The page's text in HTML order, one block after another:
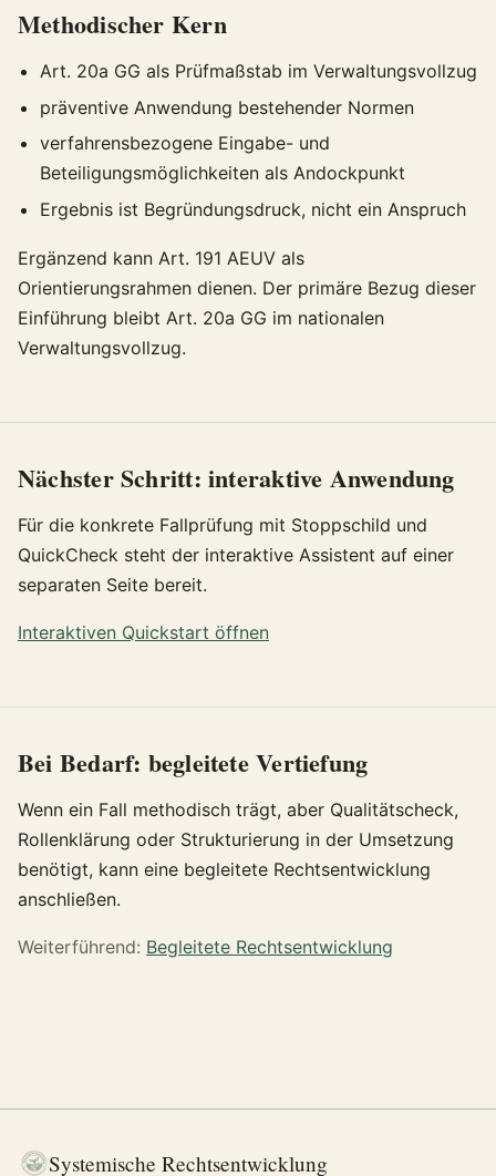
Methodischer Kern
Art. 20a GG als Prüfmaßstab im Verwaltungsvollzug
präventive Anwendung bestehender Normen
verfahrensbezogene Eingabe- und
Beteiligungsmöglichkeiten als Andockpunkt
Ergebnis ist Begründungsdruck, nicht ein Anspruch
Ergänzend kann Art. 191 AEUV als
Orientierungsrahmen dienen. Der primäre Bezug dieser
Einführung bleibt Art. 20a GG im nationalen
Verwaltungsvollzug.
Nächster Schritt: interaktive Anwendung
Für die konkrete Fallprüfung mit Stoppschild und
QuickCheck steht der interaktive Assistent auf einer
separaten Seite bereit.
Interaktiven Quickstart öffnen
Bei Bedarf: begleitete Vertiefung
Wenn ein Fall methodisch trägt, aber Qualitätscheck,
Rollenklärung oder Strukturierung in der Umsetzung
benötigt, kann eine begleitete Rechtsentwicklung
anschließen.
Weiterführend: Begleitete Rechtsentwicklung
Systemische Rechtsentwicklung